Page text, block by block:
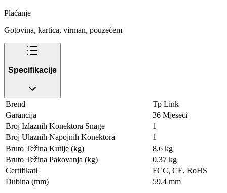
Plaćanje
Gotovina, kartica, virman, pouzećem
Specifikacije
Brend
Tp Link
Garancija
36 Mjeseci
Broj Izlaznih Konektora Snage
1
Broj Ulaznih Napojnih Konektora
1
Bruto Težina Kutije (kg)
8.6 kg
Bruto Težina Pakovanja (kg)
0.37 kg
Certifikati
FCC, CE, RoHS
Dubina (mm)
59.4 mm